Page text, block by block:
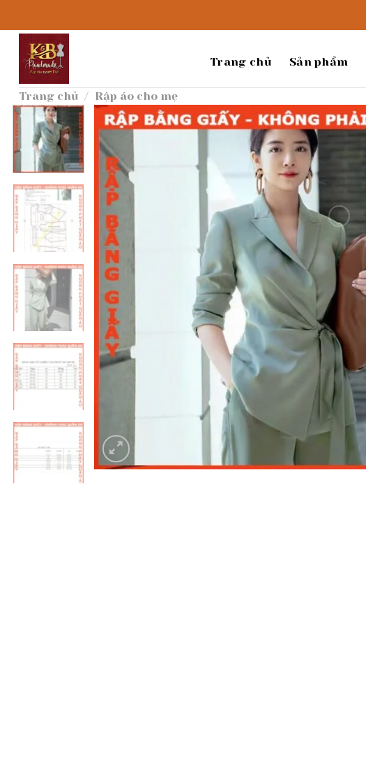
dung
Trang chủ Sản phẩm
Trang chủ / Rập áo cho mẹ